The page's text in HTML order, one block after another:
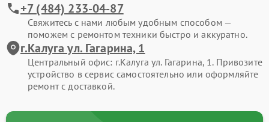
+7 (484) 233-04-87
Свяжитесь с нами любым удобным способом —
поможем с ремонтом техники быстро и аккуратно.
г.Калуга ул. Гагарина, 1
Центральный офис: г.Калуга ул. Гагарина, 1. Привозите
устройство в сервис самостоятельно или оформляйте
ремонт с доставкой.